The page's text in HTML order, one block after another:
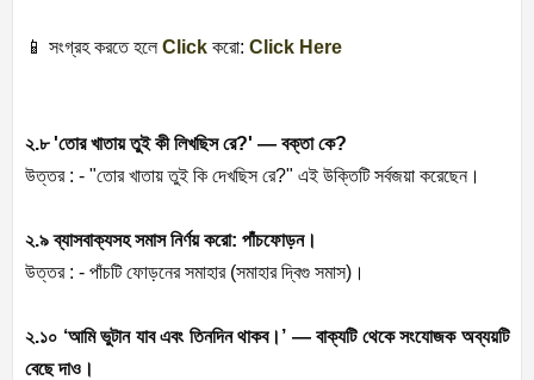
📱 সংগ্রহ করতে হলেClick করো: Click Here
২.৮ 'তোর খাতায় তুই কী লিখছিস রে?' — বক্তা কে?
উত্তর : - "তোর খাতায় তুই কি দেখছিস রে?" এই উক্তিটি সর্বজয়া করেছেন।
২.৯ ব্যাসবাক্যসহ সমাস নির্ণয় করো: পাঁচফোড়ন।
উত্তর : - পাঁচটি ফোড়নের সমাহার (সমাহার দ্বিগু সমাস)।
২.১০ ‘আমি ভুটান যাব এবং তিনদিন থাকব।’ — বাক্যটি থেকে সংযোজক অব্যয়টি
বেছে দাও।